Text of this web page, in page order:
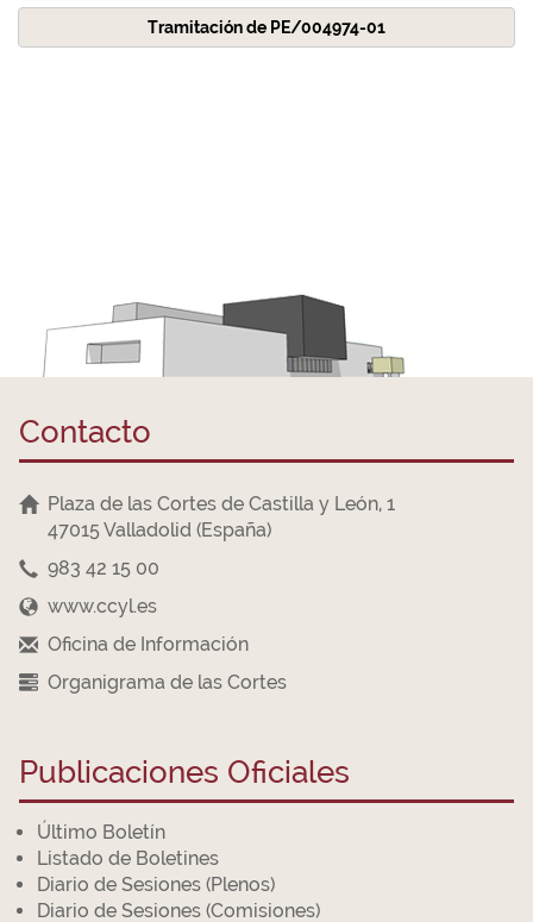
Tramitación de PE/004974-01
Contacto
Plaza de las Cortes de Castilla y León, 1
47015 Valladolid (España)
983 42 15 00
www.ccyl.es
Oficina de Información
Organigrama de las Cortes
Publicaciones Oficiales
Último Boletín
Listado de Boletines
Diario de Sesiones (Plenos)
Diario de Sesiones (Comisiones)